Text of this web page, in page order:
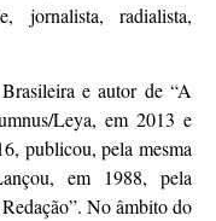
jornalista, radialista,
e autor de “A
Leya, em 2013 e
publicou, pela mesma
em 1988, pela
No âmbito do